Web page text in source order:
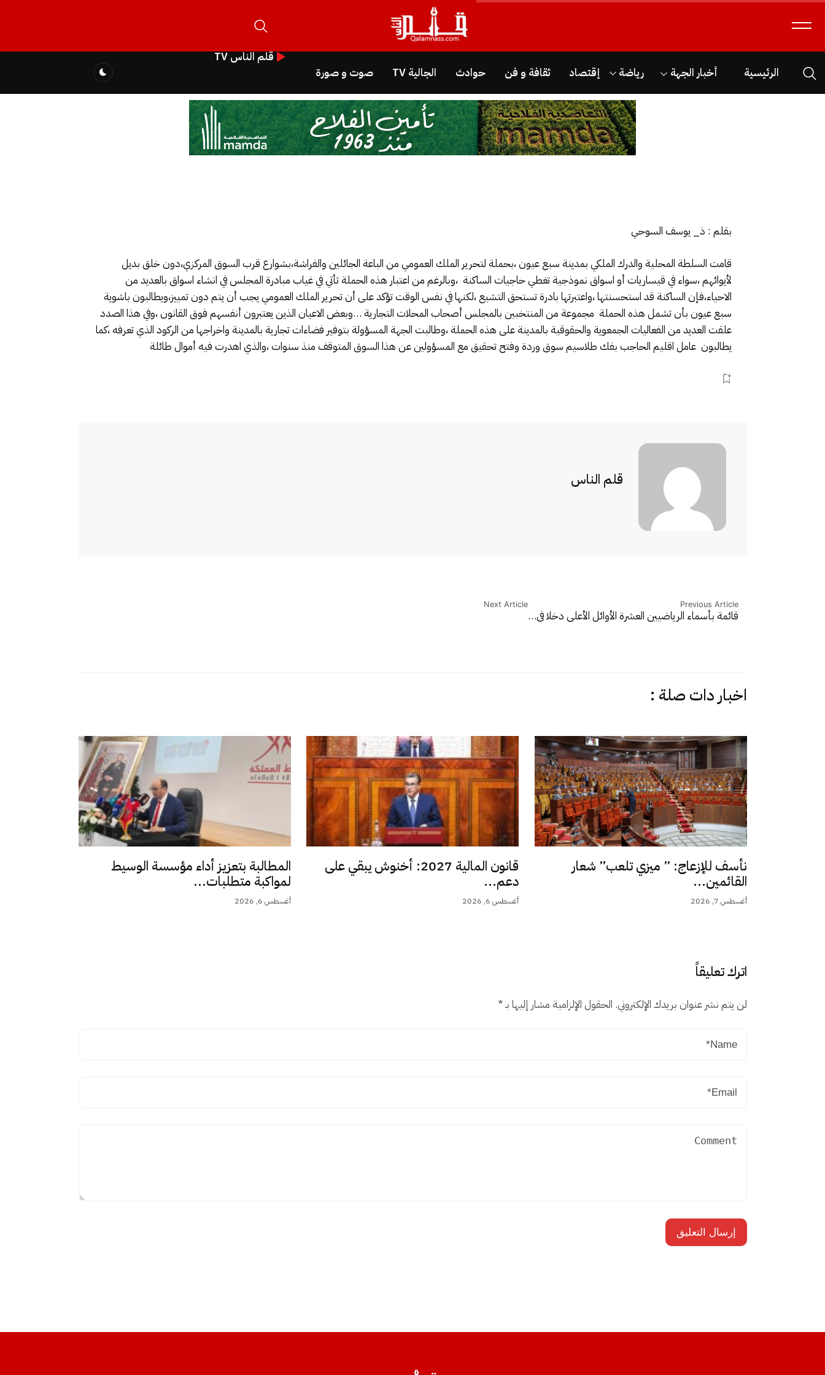
الرئيسية أخبار الجهة رياضة إقتصاد ثقافة و فن حوادث الجالية TV صوت و صورة
قلم الناس TV
بقلم : ذ_ يوسف السوحي
قامت السلطة المحلية والدرك الملكي بمدينة سبع عيون ،بحملة لتحرير الملك العمومي من الباعة الجائلين والفراشة،بشوارع قرب السوق المركزي،دون خلق بديل
لأيوائهم ،سواء في قيساريات أو اسواق نموذجية تغطي حاجيات الساكنة ،وبالرغم من اعتبار هذه الحملة تأتي في غياب مبادرة المجلس في انشاء اسواق بالعديد من
الاحياء،فإن الساكنة قد استحسنتها ،واعتبرتها بادرة تستحق التشيع ،لكنها في نفس الوقت تؤكد على أن تحرير الملك العمومي يجب أن يتم دون تمييز،ويطالبون باشوية
سبع عيون بأن تشمل هذه الحملة مجموعة من المنتخبين بالمجلس أصحاب المحلات التجارية …وبعض الاعيان الذين يعتبرون أنفسهم فوق القانون ،وفي هذا الصدد
علقت العديد من الفعاليات الجمعوية والحقوقية بالمدينة على هذه الحملة ،وطالبت الجهة المسؤولة بتوفير فضاءات تجارية بالمدينة واخراجها من الركود الذي تعرفه ،كما
يطالبون عامل اقليم الحاجب بفك طلاسيم سوق وردة وفتح تحقيق مع المسؤولين عن هذا السوق المتوقف منذ سنوات ،والذي اهدرت فيه أموال طائلة
قلم الناس
Previous Article
قائمة بأسماء الرياضيين العشرة الأوائل الأعلى دخلا في…
Next Article
اخبار دات صلة :
نأسف للإزعاج: ” ميزي تلعب” شعار
القائمين...
أغسطس 7, 2026
قانون المالية 2027: أخنوش يبقي على
دعم...
أغسطس 6, 2026
المطالبة بتعزيز أداء مؤسسة الوسيط
لمواكبة متطلبات...
أغسطس 6, 2026
اترك تعليقاً
لن يتم نشر عنوان بريدك الإلكتروني. الحقول الإلزامية مشار إليها بـ*